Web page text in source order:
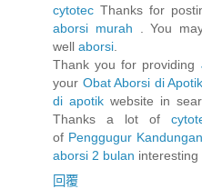
cytotec Thanks for
aborsi murah . You
well aborsi
Thank you for providing
your Obat Aborsi di Apotik
di apotikwebsite in
Thanks a lot of
of Penggugur Kandungan
aborsi 2 bulan interesting
回覆